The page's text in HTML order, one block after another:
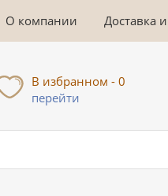
О компании Доставка
В избранном - 0
перейти